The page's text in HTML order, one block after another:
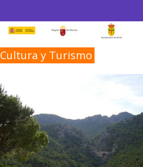
Cultura y Turismo